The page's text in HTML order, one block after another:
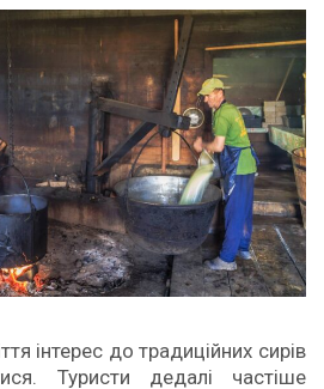
інтерес до традиційних сирів
Туристи дедалі частіше